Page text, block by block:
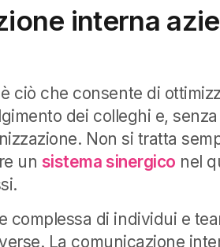
interna
ciò che consente di
dei colleghi e,
Non si tratta
un sistema sinergico nel
complessa di individui e
La comunicazione